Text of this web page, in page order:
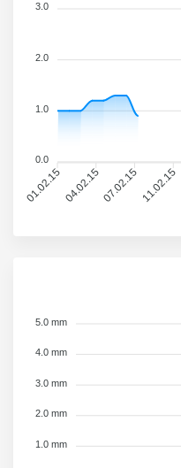
01.02.1504.02.1507.02.1511.02.15
3.0
2.0
1.0
0.0
5.0 mm
4.0 mm
3.0 mm
2.0 mm
1.0 mm